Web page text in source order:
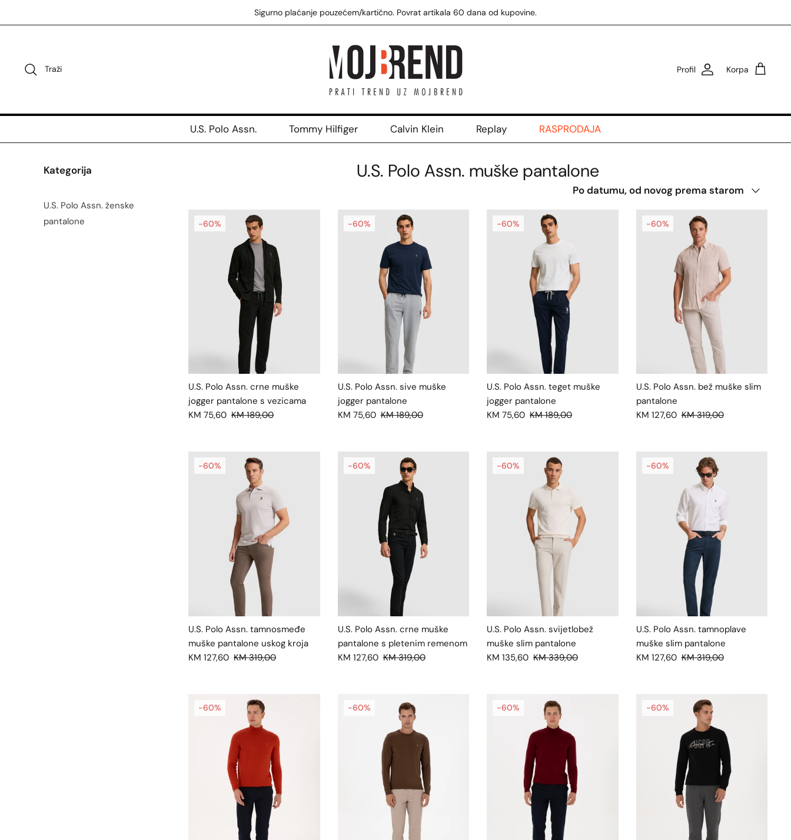
na
Sigurno plaćanje pouzećem/kartično. Povrat artikala 60 dana od kupovine.
Traži Profil Korpa
U.S. Polo Assn. Tommy Hilfiger Calvin Klein Replay RASPRODAJA
Kategorija
U.S. Polo Assn. ženske
pantalone
U.S. Polo Assn. muške pantalone
Poredaj
Po datumu, od novog prema starom
-60%
U.S. Polo Assn. crne muške
jogger pantalone s vezicama
KM 75,60 KM 189,00
-60%
U.S. Polo Assn. sive muške
jogger pantalone
KM 75,60 KM 189,00
-60%
U.S. Polo Assn. teget muške
jogger pantalone
KM 75,60 KM 189,00
-60%
U.S. Polo Assn. bež muške slim
pantalone
KM 127,60 KM 319,00
-60%
U.S. Polo Assn. tamnosmeđe
muške pantalone uskog kroja
KM 127,60 KM 319,00
-60%
U.S. Polo Assn. crne muške
pantalone s pletenim remenom
KM 127,60 KM 319,00
-60%
U.S. Polo Assn. svijetlobež
muške slim pantalone
KM 135,60 KM 339,00
-60%
U.S. Polo Assn. tamnoplave
muške slim pantalone
KM 127,60 KM 319,00
-60% -60% -60% -60%